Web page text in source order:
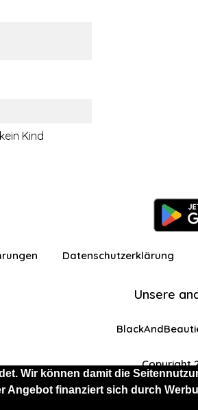
Wir können damit die
Angebot finanziert sich durch
mit eingeschränkten Funktionen
kein Kind
Datenschutzerklärung
Unsere
Copyright